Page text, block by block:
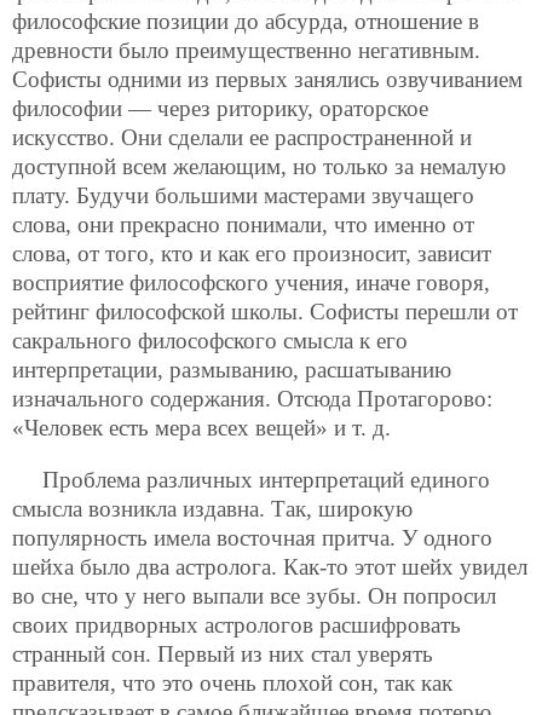
философские позиции до абсурда, отношение в
древности было преимущественно негативным.
Софисты одними из первых занялись озвучиванием
философии — через риторику, ораторское
искусство. Они сделали ее распространенной и
доступной всем желающим, но только за немалую
плату. Будучи большими мастерами звучащего
слова, они прекрасно понимали, что именно от
слова, от того, кто и как его произносит, зависит
восприятие философского учения, иначе говоря,
рейтинг философской школы. Софисты перешли от
сакрального философского смысла к его
интерпретации, размыванию, расшатыванию
изначального содержания. Отсюда Протагорово:
«Человек есть мера всех вещей» и т. д.
Проблема различных интерпретаций единого
смысла возникла издавна. Так, широкую
популярность имела восточная притча. У одного
шейха было два астролога. Как-то этот шейх увидел
во сне, что у него выпали все зубы. Он попросил
своих придворных астрологов расшифровать
странный сон. Первый из них стал уверять
правителя, что это очень плохой сон, так как